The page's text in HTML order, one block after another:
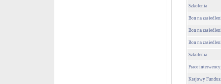
Szkolenia
Bon na
Bon na
Bon na
Szkolenia
Prace
Krajowy